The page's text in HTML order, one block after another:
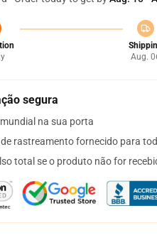
Aug.
segura
na sua porta
rastreamento fornecido para
total se o produto não for